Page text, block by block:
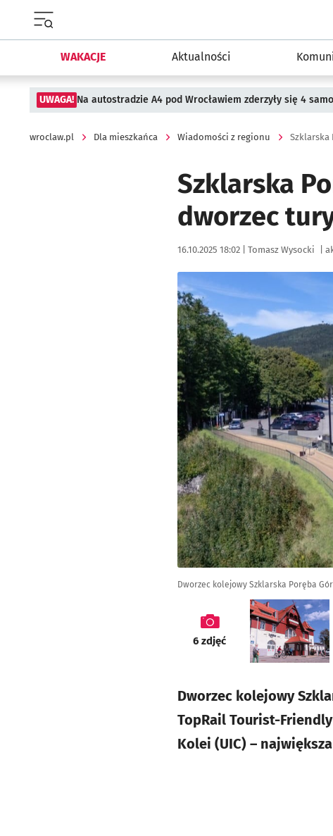
WAKACJE Aktualności
UWAGA! Na autostradzie A4 pod Wrocławiem zderzyły się 4
wroclaw.pl Dla mieszkańca Wiadomości z regionu Szklarska
Szklarska
dworzec
Data publikacji:
16.10.2025 18:02 | Autor:
Tomasz Wysocki
Kliknij, aby zobaczyć galerię
Dworzec kolejowy Szklarska Poręba
galeria
6 zdjęć
Dworzec kolejowy
TopRail Tourist-
Kolei (UIC) –